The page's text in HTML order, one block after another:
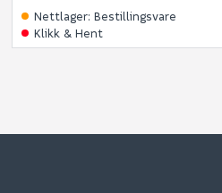
Nettlager: Bestillingsvare
Klikk & Hent